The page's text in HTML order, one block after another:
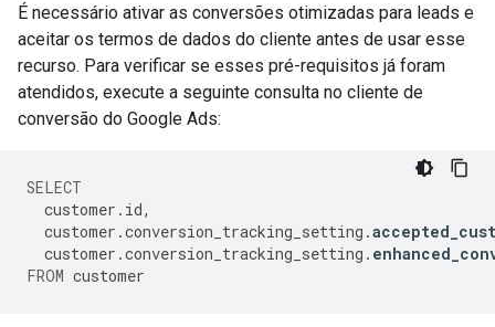
É necessário ativar as conversões otimizadas para leads e
aceitar os termos de dados do cliente antes de usar esse
recurso. Para verificar se esses pré-requisitos já foram
atendidos, execute a seguinte consulta no cliente de
conversão do Google Ads:
SELECT
customer . id,
customer .conversion_tracking_setting .
customer .conversion_tracking_setting .
FROM customer